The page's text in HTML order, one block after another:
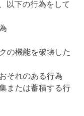
以下の行為をして
の機能を破壊した
それのある行為
または蓄積する行